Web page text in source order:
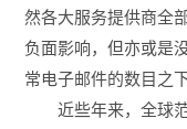
然各大服务提供商全
负面影响，但亦或是
常电子邮件的数目之下
近些年来，全球范